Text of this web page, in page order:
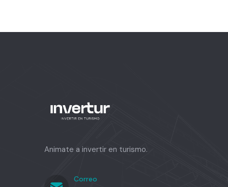
Animate a invertir en turismo.
Correo